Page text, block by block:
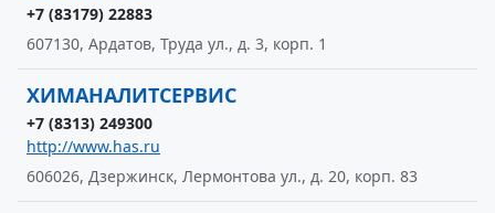
+7 (83179) 22883
607130, Ардатов, Труда ул., д. 3, корп. 1
ХИМАНАЛИТСЕРВИС
+7 (8313) 249300
http://www.has.ru
606026, Дзержинск, Лермонтова ул., д. 20, корп. 83